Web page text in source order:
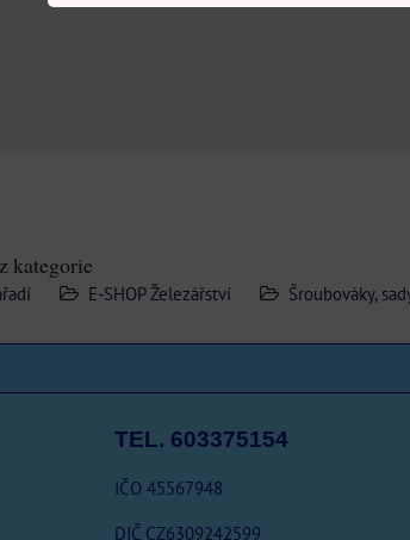
kategorie
E-SHOP Železářství Šroubováky,
TEL. 603375154
IČO 45567948
DIČ CZ6309242599